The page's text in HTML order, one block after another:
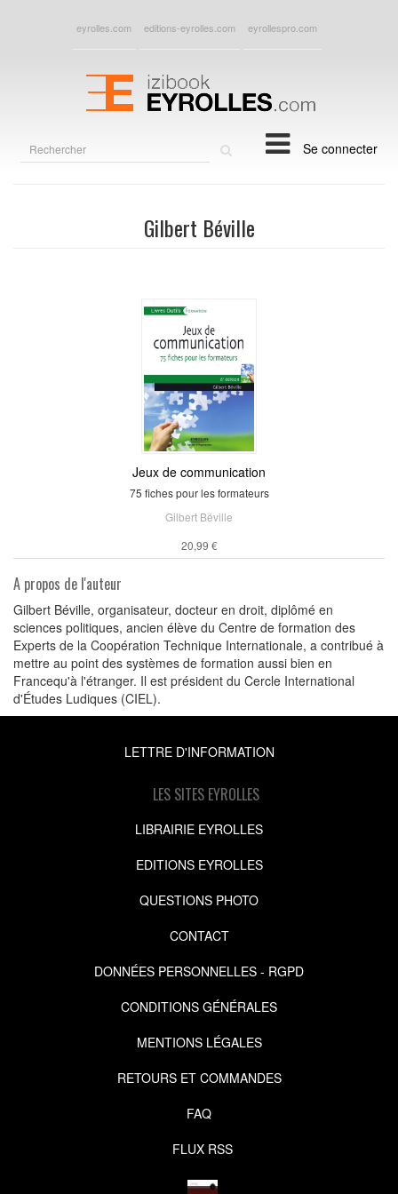
eyrolles.com editions-eyrolles.com eyrollespro.com
Se connecter
Gilbert Béville
Jeux de communication
75 fiches pour les formateurs
Gilbert Béville
20,99 €
A propos de l'auteur
Gilbert Béville, organisateur, docteur en droit, diplômé en
sciences politiques, ancien élève du Centre de formation des
Experts de la Coopération Technique Internationale, a contribué à
mettre au point des systèmes de formation aussi bien en
Francequ'à l'étranger. Il est président du Cercle International
d'Études Ludiques (CIEL).
LETTRE D'INFORMATION
LES SITES EYROLLES
LIBRAIRIE EYROLLES
EDITIONS EYROLLES
QUESTIONS PHOTO
CONTACT
DONNÉES PERSONNELLES - RGPD
CONDITIONS GÉNÉRALES
MENTIONS LÉGALES
RETOURS ET COMMANDES
FAQ
FLUX RSS